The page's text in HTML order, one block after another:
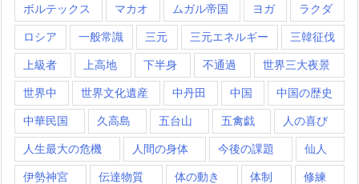
ボルテックス マカオ ムガル帝国 ヨガ ラクダ
ロシア 一般常識 三元 三元エネルギー 三韓征伐
上級者 上高地 下半身 不通過 世界三大夜景
世界中 世界文化遺産 中丹田 中国 中国の歴史
中華民国 久高島 五台山 五禽戯 人の喜び
人生最大の危機 人間の身体 今後の課題 仙人
伊勢神宮 伝達物質 体の動き 体制 修練